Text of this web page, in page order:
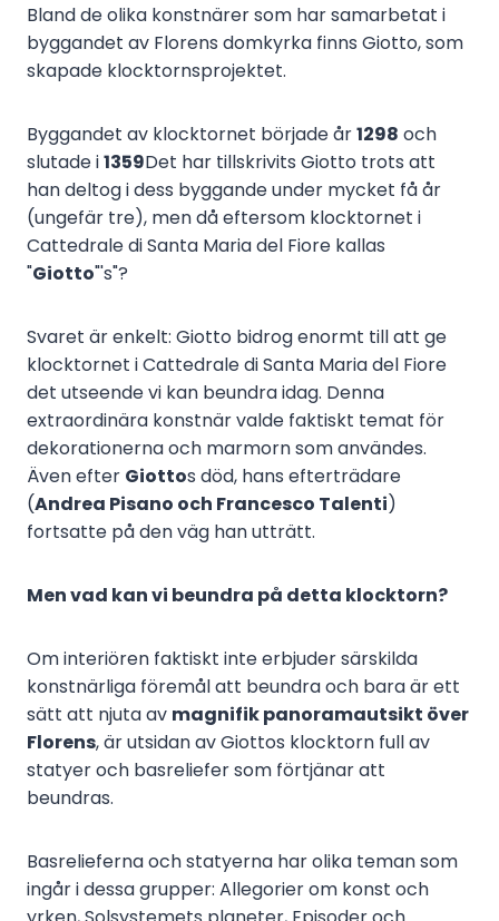
Bland de olika konstnärer som har samarbetat i
byggandet av Florens domkyrka finns Giotto, som
skapade klocktornsprojektet.
Byggandet av klocktornet började år1298 och
slutade i1359Det har tillskrivits Giotto trots att
han deltog i dess byggande under mycket få år
(ungefär tre), men då eftersom klocktornet i
Cattedrale di Santa Maria del Fiore kallas
"Giotto"'s"?
Svaret är enkelt: Giotto bidrog enormt till att ge
klocktornet i Cattedrale di Santa Maria del Fiore
det utseende vi kan beundra idag. Denna
extraordinära konstnär valde faktiskt temat för
dekorationerna och marmorn som användes.
Även efter Giottos död, hans efterträdare
(Andrea Pisano och Francesco Talenti)
fortsatte på den väg han utträtt.
Men vad kan vi beundra på detta klocktorn?
Om interiören faktiskt inte erbjuder särskilda
konstnärliga föremål att beundra och bara är ett
sätt att njuta av magnifik panoramautsikt över
Florens, är utsidan av Giottos klocktorn full av
statyer och basreliefer som förtjänar att
beundras.
Basrelieferna och statyerna har olika teman som
ingår i dessa grupper: Allegorier om konst och